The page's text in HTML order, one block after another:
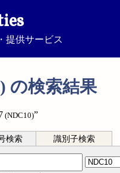
提供サービス
の検索結果
(NDC10)”
検索 識別子検索